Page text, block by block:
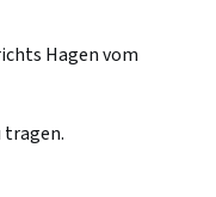
Hagen vom
tragen.